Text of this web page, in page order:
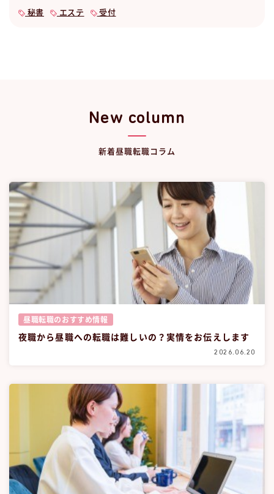
秘書 エステ 受付
New column
新着昼職転職コラム
昼職転職のおすすめ情報
夜職から昼職への転職は難しいの？実情をお伝えします
2026.06.20